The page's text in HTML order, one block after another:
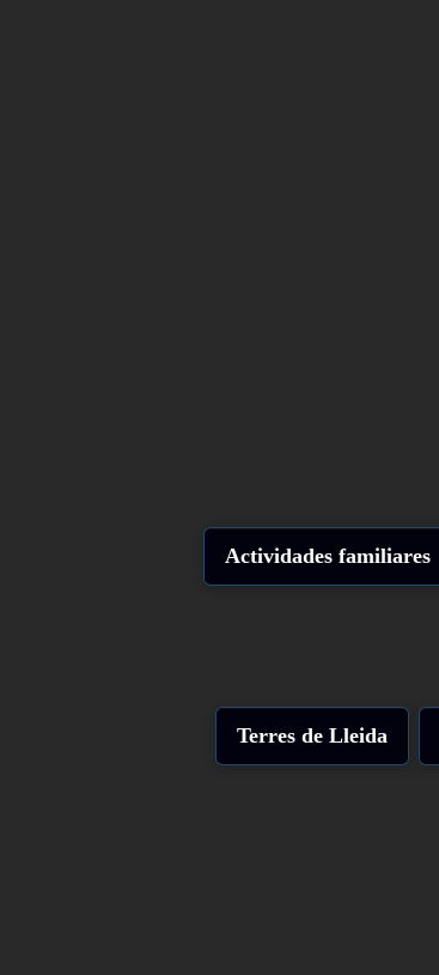
Actividades familiares
Terres de Lleida